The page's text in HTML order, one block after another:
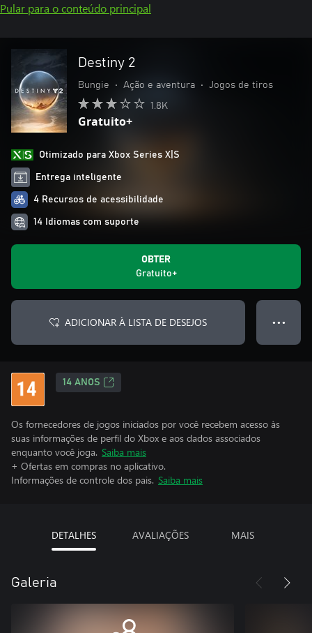
Pular para o conteúdo principal
Destiny 2
Bungie • Ação e aventura • Jogos de tiros
1.8K
Gratuito+
Otimizado para Xbox Series X|S
Entrega inteligente
4 Recursos de acessibilidade
14 Idiomas com suporte
OBTER
Gratuito+
ADICIONAR À LISTA DE DESEJOS ● ● ●
14 ANOS
Os fornecedores de jogos iniciados por você recebem acesso às
suas informações de perfil do Xbox e aos dados associados
enquanto você joga. Saiba mais
+ Ofertas em compras no aplicativo.
Informações de controle dos pais. Saiba mais
DETALHES AVALIAÇÕES MAIS
Galeria